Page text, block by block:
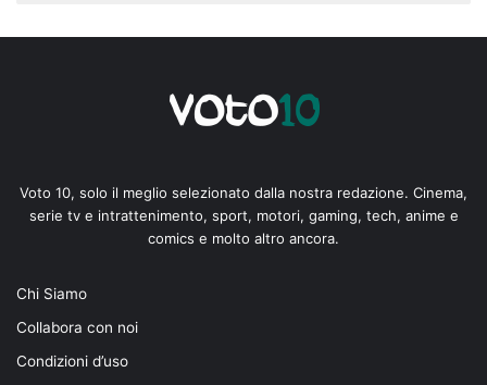
Voto 10, solo il meglio selezionato dalla nostra redazione. Cinema,
serie tv e intrattenimento, sport, motori, gaming, tech, anime e
comics e molto altro ancora.
Chi Siamo
Collabora con noi
Condizioni d’uso